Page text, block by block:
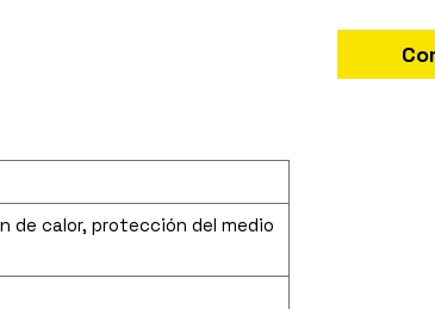
de calor, protección del medio